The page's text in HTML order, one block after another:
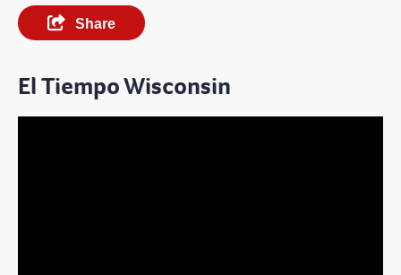
Share
El Tiempo Wisconsin